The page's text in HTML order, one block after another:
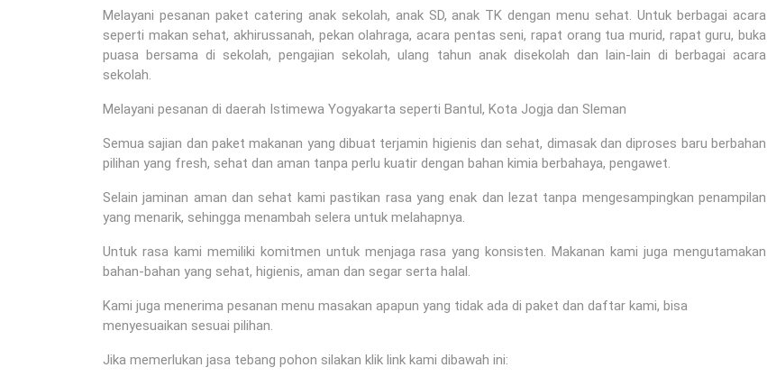
Melayani pesanan paket catering anak sekolah, anak SD, anak TK dengan menu sehat. Untuk berbagai acara
seperti makan sehat, akhirussanah, pekan olahraga, acara pentas seni, rapat orang tua murid, rapat guru, buka
puasa bersama di sekolah, pengajian sekolah, ulang tahun anak disekolah dan lain-lain di berbagai acara
sekolah.
Melayani pesanan di daerah Istimewa Yogyakarta seperti Bantul, Kota Jogja dan Sleman
Semua sajian dan paket makanan yang dibuat terjamin higienis dan sehat, dimasak dan diproses baru berbahan
pilihan yang fresh, sehat dan aman tanpa perlu kuatir dengan bahan kimia berbahaya, pengawet.
Selain jaminan aman dan sehat kami pastikan rasa yang enak dan lezat tanpa mengesampingkan penampilan
yang menarik, sehingga menambah selera untuk melahapnya.
Untuk rasa kami memiliki komitmen untuk menjaga rasa yang konsisten. Makanan kami juga mengutamakan
bahan-bahan yang sehat, higienis, aman dan segar serta halal.
Kami juga menerima pesanan menu masakan apapun yang tidak ada di paket dan daftar kami, bisa
menyesuaikan sesuai pilihan.
Jika memerlukan jasa tebang pohon silakan klik link kami dibawah ini: